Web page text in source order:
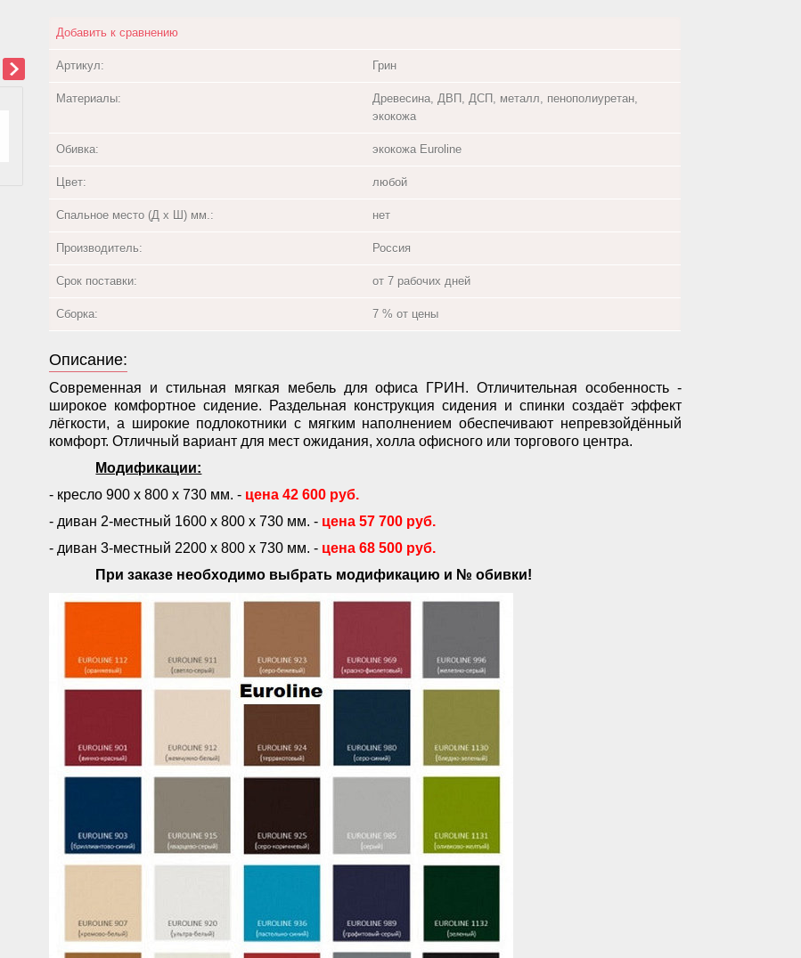
Добавить к сравнению
Артикул: Грин
Материалы:
Древесина, ДВП, ДСП, металл, пенополиуретан,
экокожа
Обивка: экокожа Euroline
Цвет: любой
Спальное место (Д х Ш) мм.: нет
Производитель: Россия
Срок поставки: от 7 рабочих дней
Сборка: 7 % от цены
Описание:
Современная и стильная мягкая мебель для офиса ГРИН. Отличительная особенность -
широкое комфортное сидение. Раздельная конструкция сидения и спинки создаёт эффект
лёгкости, а широкие подлокотники с мягким наполнением обеспечивают непревзойдённый
комфорт. Отличный вариант для мест ожидания, холла офисного или торгового центра.
Модификации:
- кресло 900 х 800 х 730 мм. - цена 42 600 руб.
- диван 2-местный 1600 х 800 х 730 мм. - цена 57 700 руб.
- диван 3-местный 2200 х 800 х 730 мм. - цена 68 500 руб.
При заказе необходимо выбрать модификацию и № обивки!